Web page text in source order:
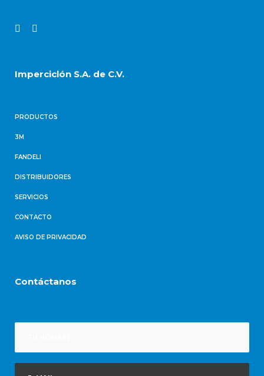
Imperciclón S.A. de C.V.
PRODUCTOS
3M
FANDELI
DISTRIBUIDORES
SERVICIOS
CONTACTO
AVISO DE PRIVACIDAD
Contáctanos